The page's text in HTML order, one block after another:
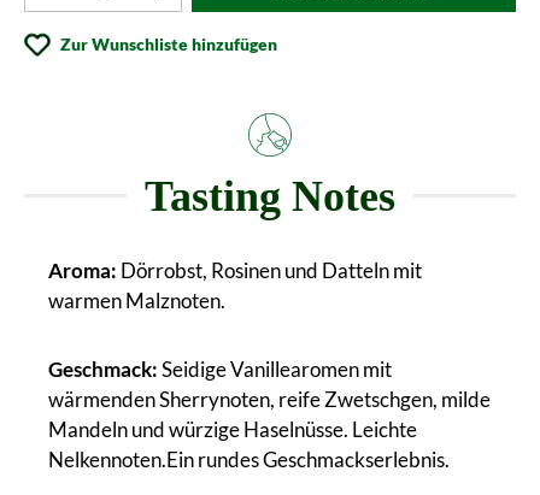
Zur Wunschliste hinzufügen
Tasting Notes
Aroma: Dörrobst, Rosinen und Datteln mit
warmen Malznoten.
Geschmack:Seidige Vanillearomen mit
wärmenden Sherrynoten, reife Zwetschgen, milde
Mandeln und würzige Haselnüsse. Leichte
Nelkennoten.Ein rundes Geschmackserlebnis.